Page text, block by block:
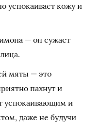
успокаивает кожу и
— он сужает
мяты — это
пахнут и
успокаивающим и
даже не будучи